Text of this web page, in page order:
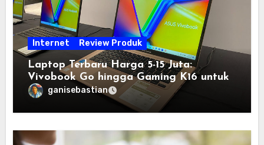
Internet Review Produk
Laptop Terbaru Harga 5-15 Juta:
Vivobook Go hingga Gaming K16 untuk
Semua Budget
ganisebastian